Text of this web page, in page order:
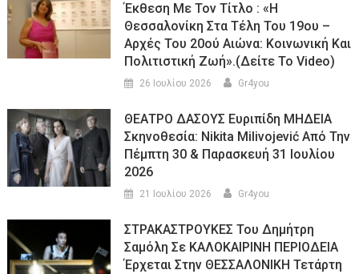
Έκθεση Με Τον Τίτλο : «Η
Θεσσαλονίκη Στα Τέλη Του 19ου –
Αρχές Του 20ού Αιώνα: Κοινωνική Και
Πολιτιστική Ζωή».(Δείτε Το Video)
26 Ιουλίου 2026 Gr4you
ΘΕΑΤΡΟ ΔΑΣΟΥΣ Ευριπίδη ΜΗΔΕΙΑ
Σκηνοθεσία: Nikita Milivojević Από Την
Πέμπτη 30 & Παρασκευή 31 Ιουλίου
2026
21 Ιουλίου 2026 Gr4you
ΣΤΡΑΚΑΣΤΡΟΥΚΕΣ Του Δημήτρη
Σαμόλη Σε ΚΑΛΟΚΑΙΡΙΝΗ ΠΕΡΙΟΔΕΙΑ
Έρχεται Στην ΘΕΣΣΑΛΟΝΙΚΗ Τετάρτη